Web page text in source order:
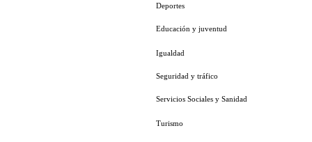
Deportes
Educación y juventud
Igualdad
Seguridad y tráfico
Servicios Sociales y Sanidad
Turismo